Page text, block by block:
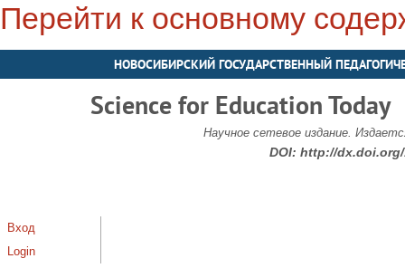
Перейти к основному
НОВОСИБИРСКИЙ ГОСУДАРСТВЕННЫЙ
Science for Education Today
Научное сетевое издание.
DOI: http://dx.doi.org/
Вход
Login